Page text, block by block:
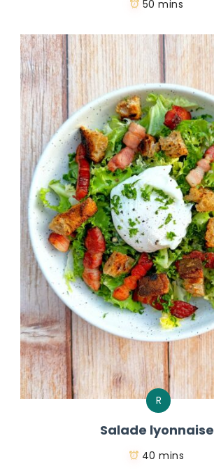
50 mins
R
Salade lyonnaise
40 mins